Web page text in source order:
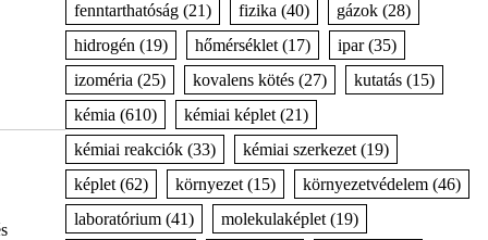
fenntarthatóság(21) fizika (40) gázok(28)
hidrogén (19) hőmérséklet(17) ipar(35)
izoméria (25) kovalens kötés(27) kutatás(15)
kémia (610) kémiai képlet(21)
kémiai reakciók(33) kémiai szerkezet(19)
képlet(62) környezet(15) környezetvédelem(46)
laboratórium(41) molekulaképlet(19)